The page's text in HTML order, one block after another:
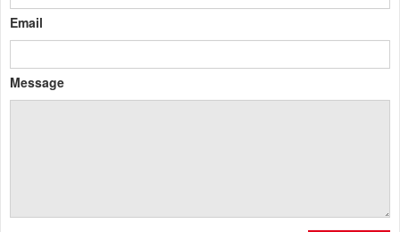
Email
Message